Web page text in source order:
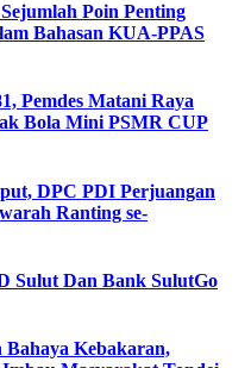
Poin Penting
Bahasan KUA-PPAS
Pemdes Matani Raya
Bola Mini PSMR CUP
DPC PDI Perjuangan
Ranting se-
Sulut Dan Bank SulutGo
Kebakaran,